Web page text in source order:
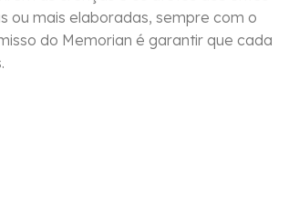
ou mais elaboradas, sempre com o
do Memorian é garantir que cada